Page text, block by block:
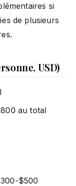
si
de plusieurs
USD)
au total
$500